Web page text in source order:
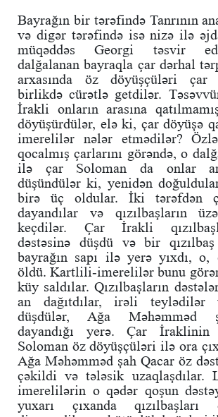
Bayrağın bir tərəfində Tanrının
və digər tərəfində isə nizə ilə
müqəddəs Georgi təsvir
dalğalanan bayraqla çar dərhal
arxasında öz döyüşçüləri
birlikdə cürətlə getdilər.
İrakli onların arasına
döyüşürdülər, elə ki, çar döyüşə
imerelilər nələr etmədilər?
qocalmış çarlarını görəndə, o
ilə çar Soloman da onlar
düşündülər ki, yenidən
birə üç oldular. İki tərəfdən
dayandılar və qızılbaşların
keçdilər. Çar İrakli
dəstəsinə düşdü və bir qızılbaş
bayrağın sapı ilə yerə yıxdı,
öldü. Kartlili-imerelilər bunu
küy saldılar. Qızılbaşların
an dağıtdılar, irəli teylədilər
düşdülər, Ağa Məhəmməd
dayandığı yerə. Çar
Soloman öz döyüşçüləri ilə ora
Ağa Məhəmməd şah Qacar öz
çəkildi və tələsik uzaqlaşdılar.
imerelilərin o qədər qoşun
yuxarı çıxanda